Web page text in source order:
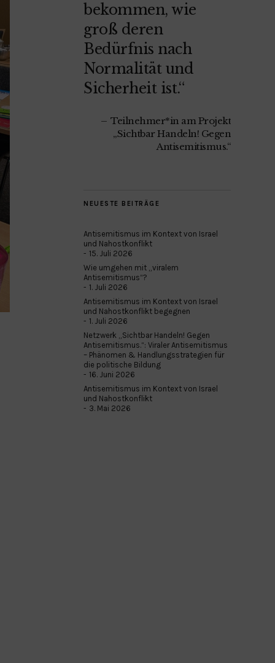
bekommen, wie
groß deren
Bedürfnis nach
Normalität und
Sicherheit ist.“
Teilnehmer*in am Projekt
„Sichtbar Handeln! Gegen
Antisemitismus.“
NEUESTE BEITRÄGE
Antisemitismus im Kontext von Israel
und Nahostkonflikt
15. Juli 2026
Wie umgehen mit „viralem
Antisemitismus“?
1. Juli 2026
Antisemitismus im Kontext von Israel
und Nahostkonflikt begegnen
1. Juli 2026
Netzwerk „Sichtbar Handeln! Gegen
Antisemitismus.“: Viraler Antisemitismus
– Phänomen & Handlungsstrategien für
die politische Bildung
16. Juni 2026
Antisemitismus im Kontext von Israel
und Nahostkonflikt
3. Mai 2026